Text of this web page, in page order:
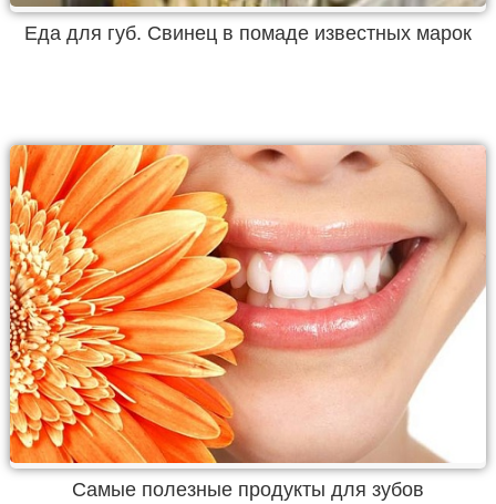
Еда для губ. Свинец в помаде известных марок
Самые полезные продукты для зубов